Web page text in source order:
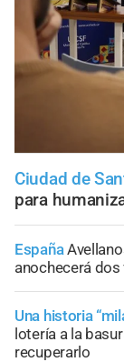
Ciudad de
para
España
anochecerá
Una historia
lotería a la
recuperarlo